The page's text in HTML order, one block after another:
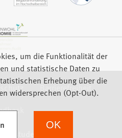
Barrierefreiheit
um die Funktionalität der
und statistische Daten zu
Erhebung über die
widersprechen (Opt-Out).
OK